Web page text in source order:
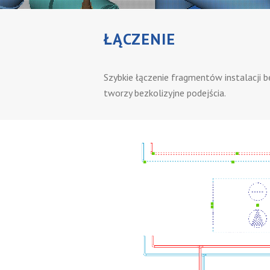
ŁĄCZENIE
Szybkie łączenie fragmentów instalacji
tworzy bezkolizyjne podejścia.